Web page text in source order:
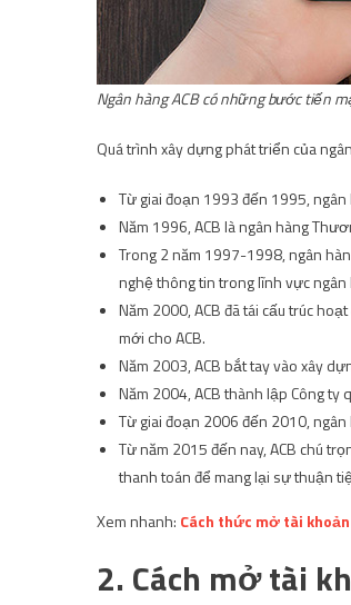
Ngân hàng ACB có những bước tiến
Quá trình xây dựng phát triển của
Từ giai đoạn 1993 đến 1995,
Năm 1996, ACB là ngân hàng
Trong 2 năm 1997-1998, ngân
nghệ thông tin trong lĩnh vực ngân
Năm 2000, ACB đã tái cấu trúc
mới cho ACB.
Năm 2003, ACB bắt tay vào xây
Năm 2004, ACB thành lập Công ty
Từ giai đoạn 2006 đến 2010, ngân
Từ năm 2015 đến nay, ACB chú
thanh toán để mang lại sự thuận
Xem nhanh: Cách thức mở tài
2. Cách mở tài